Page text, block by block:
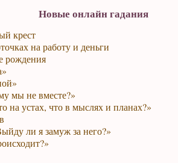
Новые онлайн гадания
крест
на работу и деньги
рождения
мы не вместе?»
на устах, что в мыслях и планах?»
ли я замуж за него?»